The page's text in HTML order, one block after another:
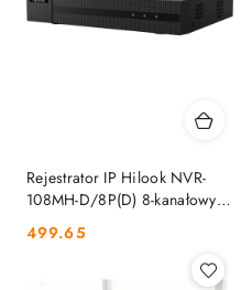
Rejestrator IP Hilook NVR-
108MH-D/8P(D) 8-kanałowy
5MP PoE HILOOK
Cena:
499.65